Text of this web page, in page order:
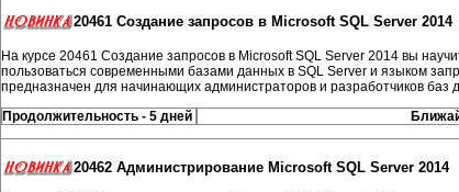
20461 Создание запросов в Microsoft SQL Server 2014
На курсе 20461 Создание запросов в Microsoft SQL Server 2014 вы
пользоваться современными базами данных в SQL Server и языком
предназначен для начинающих администраторов и разработчиков баз
Продолжительность - 5 дней
20462 Администрирование Microsoft SQL Server 2014